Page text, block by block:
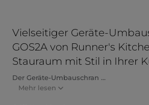
Vielseitiger Geräte-
GOS2A von Runner's
Stauraum mit Stil in Ihrer
Der Geräte-Umbauschran ...
Mehr lesen